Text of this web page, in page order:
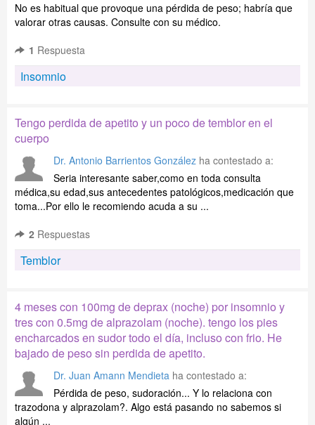
No es habitual que provoque una pérdida de peso; habría que
valorar otras causas. Consulte con su médico.
1 Respuesta
Insomnio
Tengo perdida de apetito y un poco de temblor en el
cuerpo
Dr. Antonio Barrientos González ha contestado a:
Seria interesante saber,como en toda consulta
médica,su edad,sus antecedentes patológicos,medicación que
toma...Por ello le recomiendo acuda a su ...
2 Respuestas
Temblor
4 meses con 100mg de deprax (noche) por insomnio y
tres con 0.5mg de alprazolam (noche). tengo los pies
encharcados en sudor todo el día, incluso con frio. He
bajado de peso sin perdida de apetito.
Dr. Juan Amann Mendieta ha contestado a:
Pérdida de peso, sudoración... Y lo relaciona con
trazodona y alprazolam?. Algo está pasando no sabemos si
algún ...